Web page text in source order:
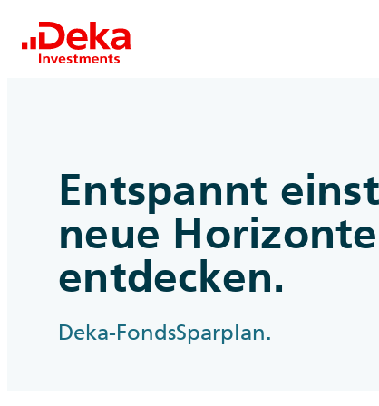
Entspannt
neue Horizonte
entdecken.
Deka-FondsSparplan.